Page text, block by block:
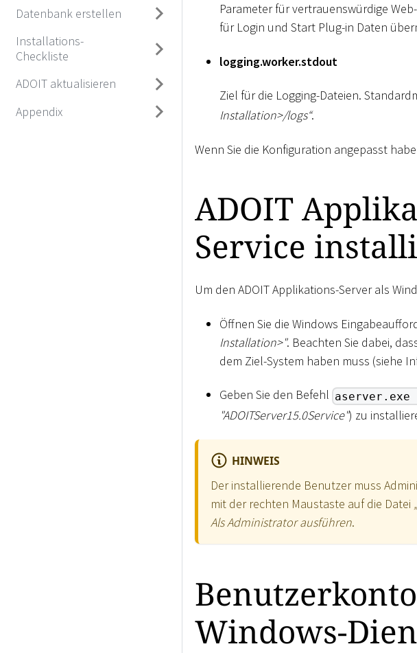
Datenbank erstellen
Installations-
Checkliste
ADOIT aktualisieren
Appendix
Parameter für vertrauenswürdige
für Login und Start Plug-in Daten
logging.worker.stdout
Ziel für die Logging-Dateien.
Installation>/logs“.
Wenn Sie die Konfiguration angepasst
ADOIT
Service
Um den ADOIT Applikations-Server als
Öffnen Sie die Windows
Installation>". Beachten Sie dabei,
dem Ziel-System haben muss (siehe
Geben Sie den Befehl
"ADOITServer15.0Service") zu
HINWEIS
Der installierende Benutzer muss
mit der rechten Maustaste auf die Datei „
Als Administrator ausführen.
Windows-